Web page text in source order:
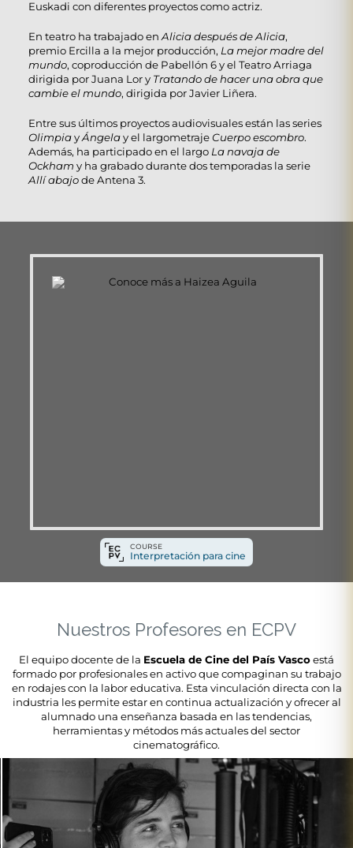
COURSE
Interpretación para cine
Euskadi con diferentes proyectos como actriz.
En teatro ha trabajado en Alicia después de Alicia,
premio Ercilla a la mejor producción, La mejor madre del
mundo, coproducción de Pabellón 6 y el Teatro Arriaga
dirigida por Juana Lor y Tratando de hacer una obra que
cambie el mundo, dirigida por Javier Liñera.
Entre sus últimos proyectos audiovisuales están las series
OlimpiayÁngelay el largometrajeCuerpo escombro.
Además, ha participado en el largo La navaja de
Ockham y ha grabado durante dos temporadas la serie
Allí abajode Antena 3.
Nuestros Profesores en ECPV
El equipo docente de la Escuela de Cine del País Vascoestá
formado por profesionales en activo que compaginan su trabajo
en rodajes con la labor educativa. Esta vinculación directa con la
industria les permite estar en continua actualización y ofrecer al
alumnado una enseñanza basada en las tendencias,
herramientas y métodos más actuales del sector
cinematográfico.